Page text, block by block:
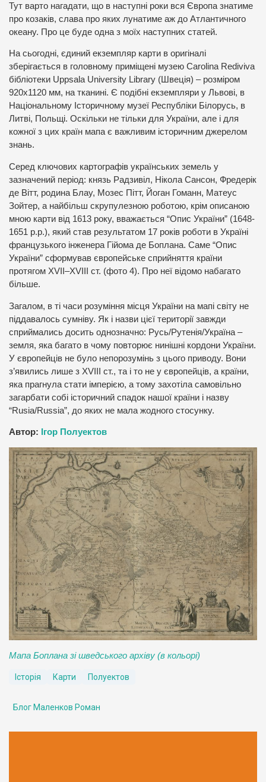
Тут варто нагадати, що в наступні роки вся Європа знатиме
про козаків, слава про яких лунатиме аж до Атлантичного
океану. Про це буде одна з моїх наступних статей.
На сьогодні, єдиний екземпляр карти в оригіналі
зберігається в головному приміщені музею Carolina Rediviva
бібліотеки Uppsala University Library (Швеція) – розміром
920х1120 мм, на тканині. Є подібні екземпляри у Львові, в
Національному Історичному музеї Республіки Білорусь, в
Литві, Польщі. Оскільки не тільки для України, але і для
кожної з цих країн мапа є важливим історичним джерелом
знань.
Серед ключових картографів українських земель у
зазначений період: князь Радзивіл, Нікола Сансон, Фредерік
де Вітт, родина Блау, Мозес Пітт, Йоган Гоманн, Матеус
Зойтер, а найбільш скрупулезною роботою, крім описаною
мною карти від 1613 року, вважається “Опис України” (1648-
1651 р.р.), який став результатом 17 років роботи в Україні
французького інженера Гійома де Боплана. Саме “Опис
України” сформував європейське сприйняття країни
протягом XVII–XVIII ст. (фото 4). Про неї відомо набагато
більше.
Загалом, в ті часи розуміння місця України на мапі світу не
піддавалось сумніву. Як і назви цієї території завжди
сприймались досить однозначно: Русь/Рутенія/Україна –
земля, яка багато в чому повторює нинішні кордони України.
У європейців не було непорозумінь з цього приводу. Вони
з’явились лише з XVIII ст., та і то не у європейців, а країни,
яка прагнула стати імперією, а тому захотіла самовільно
загарбати собі історичний спадок нашої країни і назву
“Rusia/Russia”, до яких не мала жодного стосунку.
Автор: Ігор Полуектов
Мапа Боплана зі шведського архіву (в кольорі)
Історія Карти Полуектов
Блог Маленков Роман